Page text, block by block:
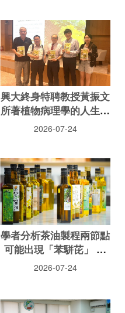
興大終身特聘教授黃振文
所著植物病理學的人生筆
記 值得一讀的實用參考
2026-07-24
學者分析茶油製程兩節點
可能出現「苯駢芘」 農
試所指還與一處理有關
2026-07-24